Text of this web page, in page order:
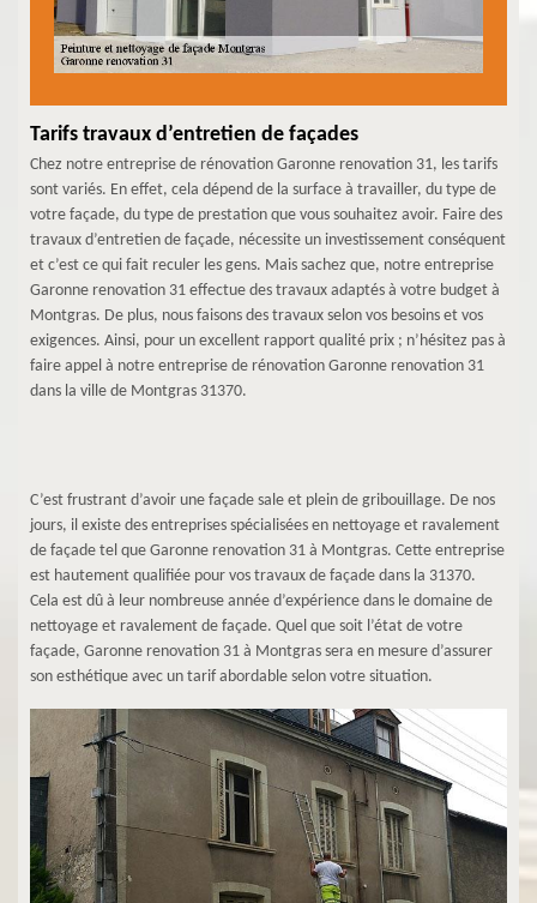
Tarifs travaux d’entretien de façades
Chez notre entreprise de rénovation Garonne renovation 31, les tarifs
sont variés. En effet, cela dépend de la surface à travailler, du type de
votre façade, du type de prestation que vous souhaitez avoir. Faire des
travaux d’entretien de façade, nécessite un investissement conséquent
et c’est ce qui fait reculer les gens. Mais sachez que, notre entreprise
Garonne renovation 31 effectue des travaux adaptés à votre budget à
Montgras. De plus, nous faisons des travaux selon vos besoins et vos
exigences. Ainsi, pour un excellent rapport qualité prix ; n’hésitez pas à
faire appel à notre entreprise de rénovation Garonne renovation 31
dans la ville de Montgras 31370.
C’est frustrant d’avoir une façade sale et plein de gribouillage. De nos
jours, il existe des entreprises spécialisées en nettoyage et ravalement
de façade tel que Garonne renovation 31 à Montgras. Cette entreprise
est hautement qualifiée pour vos travaux de façade dans la 31370.
Cela est dû à leur nombreuse année d’expérience dans le domaine de
nettoyage et ravalement de façade. Quel que soit l’état de votre
façade, Garonne renovation 31 à Montgras sera en mesure d’assurer
son esthétique avec un tarif abordable selon votre situation.